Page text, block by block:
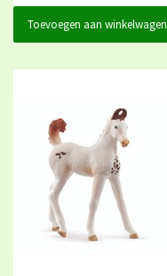
Toevoegen aan winkelwagen